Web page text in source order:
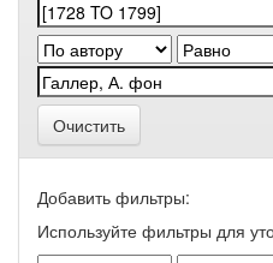
Очистить
Добавить фильтры:
Используйте фильтры для